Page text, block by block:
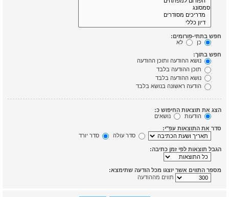
חפש בתתי-פורומים:
כן
לא
חפש בתוך:
נושא ההודעה ותוכן ההודעה
תוכן ההודעה בלבד
נושא ההודעה בלבד
הודעה ראשונה בנושא בלבד
הצג את תוצאות החיפוש כ:
הודעות
נושאים
סדר את התוצאות עפ"י:
סדר עולה
סדר יורד
הגבל תוצאות לפי זמן כתיבה:
מספר התווים אשר יוצגו מכל הודעה שתימצא:
תווים מההודעה